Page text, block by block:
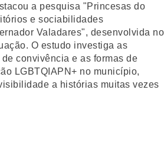
a pesquisa "Princesas do
e sociabilidades
Valadares", desenvolvida no
O estudo investiga as
convivência e as formas de
LGBTQIAPN+ no município,
a histórias muitas vezes